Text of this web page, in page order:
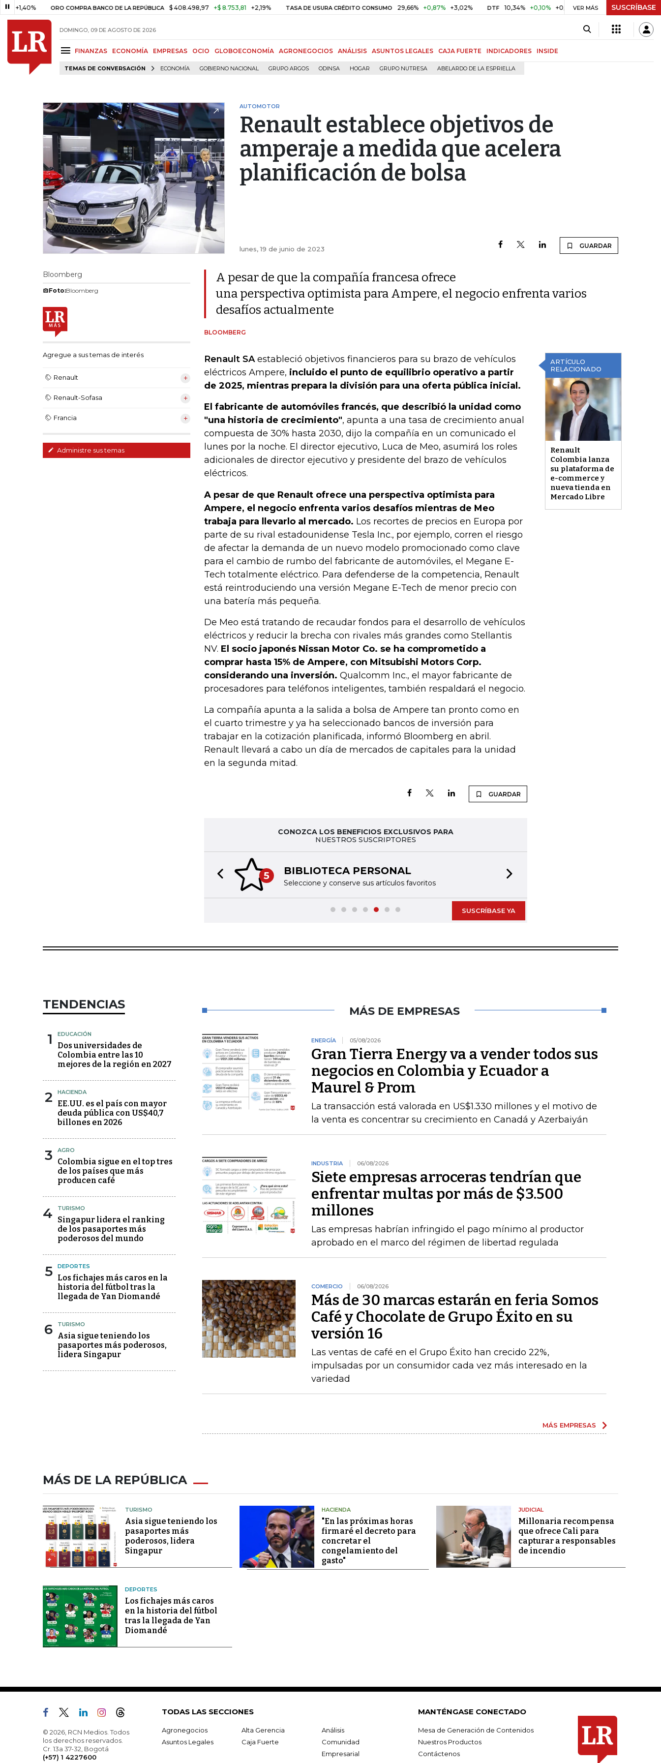
ORO COMPRA BANCO DE LA REPÚBLICA $ 408.498,97 +$ 8.753,81 +2,19% TASA DE USURA CRÉDITO CONSUMO 29,66% +0,87% +3,02% DTF 10,34% +0,10% +0,98% UVR $ 417,01 +$ 0,05 +0,01%
VER MÁS SUSCRÍBASE
DOMINGO, 09 DE AGOSTO DE 2026
FINANZAS ECONOMÍA EMPRESAS OCIO GLOBOECONOMÍA AGRONEGOCIOS ANÁLISIS ASUNTOS LEGALES CAJA FUERTE INDICADORES INSIDE
TEMAS DE CONVERSACIÓN ECONOMÍA GOBIERNO NACIONAL GRUPO ARGOS ODINSA HOGAR GRUPO NUTRESA ABELARDO DE LA ESPRIELLA
AUTOMOTOR
Renault establece objetivos de
amperaje a medida que acelera
planificación de bolsa
lunes, 19 de junio de 2023 GUARDAR
Bloomberg
Foto:Bloomberg
Agregue a sus temas de interés
Renault
Renault-Sofasa
Francia
Administre sus temas
A pesar de que la compañía francesa ofrece
una perspectiva optimista para Ampere, el negocio enfrenta varios
desafíos actualmente
BLOOMBERG
ARTÍCULO
RELACIONADO
Renault
Colombia lanza
su plataforma de
e-commerce y
nueva tienda en
Mercado Libre
Renault SAestableció objetivos financieros para su brazo de vehículos
eléctricos Ampere, incluido el punto de equilibrio operativo a partir
de 2025, mientras prepara la división para una oferta pública inicial.
El fabricante de automóviles francés, que describió la unidad como
"una historia de crecimiento", apunta a una tasa de crecimiento anual
compuesta de 30% hasta 2030, dijo la compañía en un comunicado el
lunes por la noche. El director ejecutivo, Luca de Meo, asumirá los roles
adicionales de director ejecutivo y presidente del brazo de vehículos
eléctricos.
A pesar de que Renault ofrece una perspectiva optimista para
Ampere, el negocio enfrenta varios desafíos mientras de Meo
trabaja para llevarlo al mercado. Los recortes de precios en Europa por
parte de su rival estadounidense Tesla Inc., por ejemplo, corren el riesgo
de afectar la demanda de un nuevo modelo promocionado como clave
para el cambio de rumbo del fabricante de automóviles, el Megane E-
Tech totalmente eléctrico. Para defenderse de la competencia, Renault
está reintroduciendo una versión Megane E-Tech de menor precio con
una batería más pequeña.
De Meo está tratando de recaudar fondos para el desarrollo de vehículos
eléctricos y reducir la brecha con rivales más grandes como Stellantis
NV. El socio japonés Nissan Motor Co. se ha comprometido a
comprar hasta 15% de Ampere, con Mitsubishi Motors Corp.
considerando una inversión. Qualcomm Inc., el mayor fabricante de
procesadores para teléfonos inteligentes, también respaldará el negocio.
La compañía apunta a la salida a bolsa de Ampere tan pronto como en
el cuarto trimestre y ya ha seleccionado bancos de inversión para
trabajar en la cotización planificada, informó Bloomberg en abril.
Renault llevará a cabo un día de mercados de capitales para la unidad
en la segunda mitad.
GUARDAR
CONOZCA LOS BENEFICIOS EXCLUSIVOS PARA
NUESTROS SUSCRIPTORES
5 BIBLIOTECA PERSONAL
Seleccione y conserve sus artículos favoritos
Previous slide
SUSCRÍBASE YA
TENDENCIAS
1 EDUCACIÓN
Dos universidades de
Colombia entre las 10
mejores de la región en 2027
2 HACIENDA
EE.UU. es el país con mayor
deuda pública con US$40,7
billones en 2026
3 AGRO
Colombia sigue en el top tres
de los países que más
producen café
4 TURISMO
Singapur lidera el ranking
de los pasaportes más
poderosos del mundo
5 DEPORTES
Los fichajes más caros en la
historia del fútbol tras la
llegada de Yan Diomandé
6 TURISMO
Asia sigue teniendo los
pasaportes más poderosos,
lidera Singapur
MÁS DE EMPRESAS
ENERGÍA 05/08/2026
Gran Tierra Energy va a vender todos sus
negocios en Colombia y Ecuador a
Maurel & Prom
La transacción está valorada en US$1.330 millones y el motivo de
la venta es concentrar su crecimiento en Canadá y Azerbaiyán
INDUSTRIA 06/08/2026
Siete empresas arroceras tendrían que
enfrentar multas por más de $3.500
millones
Las empresas habrían infringido el pago mínimo al productor
aprobado en el marco del régimen de libertad regulada
COMERCIO 06/08/2026
Más de 30 marcas estarán en feria Somos
Café y Chocolate de Grupo Éxito en su
versión 16
Las ventas de café en el Grupo Éxito han crecido 22%,
impulsadas por un consumidor cada vez más interesado en la
variedad
MÁS EMPRESAS
MÁS DE LA REPÚBLICA
TURISMO
Asia sigue teniendo los
pasaportes más
poderosos, lidera
Singapur
HACIENDA
"En las próximas horas
firmaré el decreto para
concretar el
congelamiento del
gasto"
JUDICIAL
Millonaria recompensa
que ofrece Cali para
capturar a responsables
de incendio
DEPORTES
Los fichajes más caros
en la historia del fútbol
tras la llegada de Yan
Diomandé
© 2026, RCN Medios. Todos
los derechos reservados.
Cr. 13a 37-32, Bogotá
(+57) 1 4227600
TODAS LAS SECCIONES
Agronegocios Alta Gerencia
Análisis
Asuntos Legales
Caja Fuerte
Comunidad
Empresarial
MANTÉNGASE CONECTADO
Mesa de Generación de Contenidos
Nuestros Productos
Contáctenos